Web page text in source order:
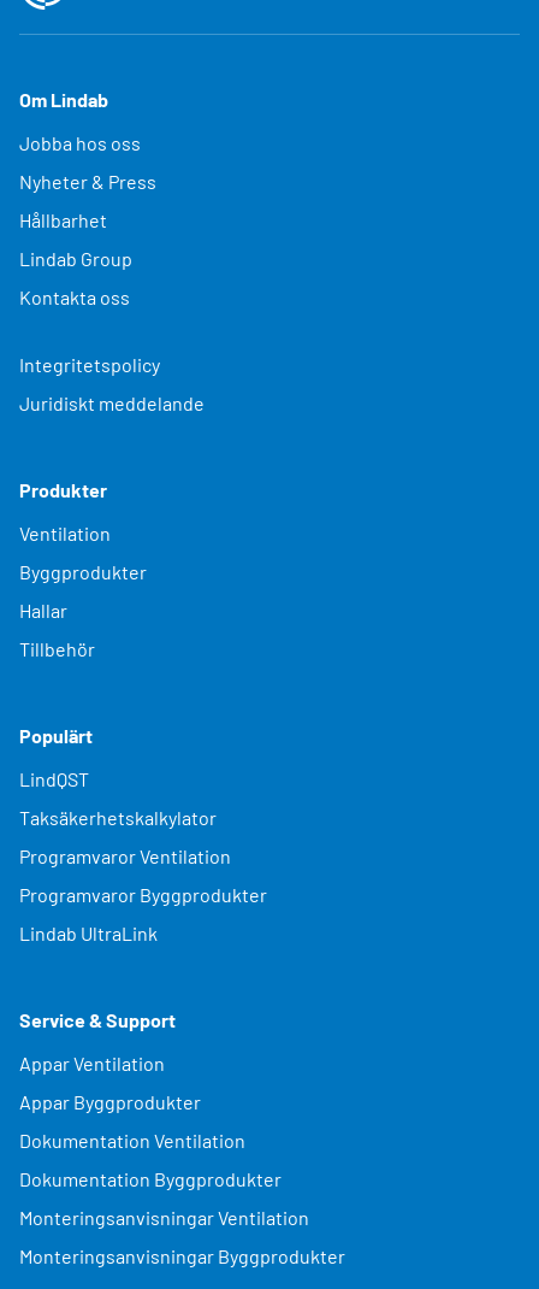
Om Lindab
Jobba hos oss
Nyheter & Press
Hållbarhet
Lindab Group
Kontakta oss
Integritetspolicy
Juridiskt meddelande
Produkter
Ventilation
Byggprodukter
Hallar
Tillbehör
Populärt
LindQST
Taksäkerhetskalkylator
Programvaror Ventilation
Programvaror Byggprodukter
Lindab UltraLink
Service & Support
Appar Ventilation
Appar Byggprodukter
Dokumentation Ventilation
Dokumentation Byggprodukter
Monteringsanvisningar Ventilation
Monteringsanvisningar Byggprodukter